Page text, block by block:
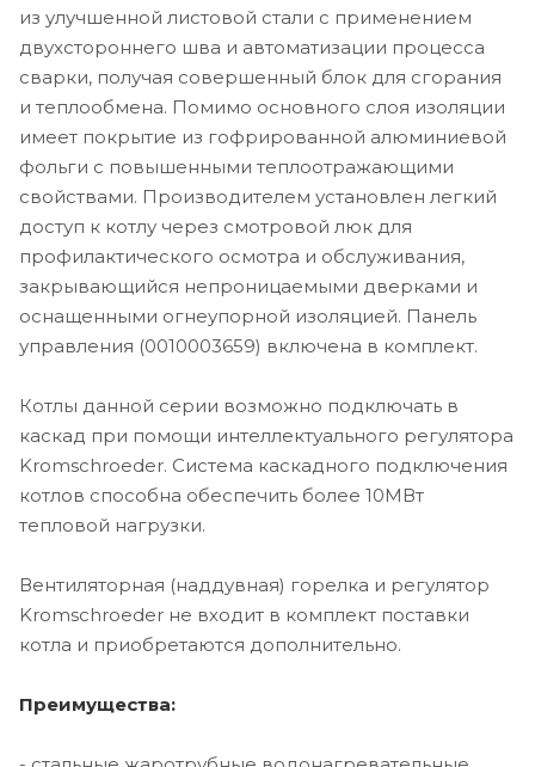
из улучшенной листовой стали с применением
двухстороннего шва и автоматизации процесса
сварки, получая совершенный блок для сгорания
и теплообмена. Помимо основного слоя изоляции
имеет покрытие из гофрированной алюминиевой
фольги с повышенными теплоотражающими
свойствами. Производителем установлен легкий
доступ к котлу через смотровой люк для
профилактического осмотра и обслуживания,
закрывающийся непроницаемыми дверками и
оснащенными огнеупорной изоляцией. Панель
управления (0010003659) включена в комплект.
Котлы данной серии возможно подключать в
каскад при помощи интеллектуального регулятора
Kromschroeder. Система каскадного подключения
котлов способна обеспечить более 10МВт
тепловой нагрузки.
Вентиляторная (наддувная) горелка и регулятор
Kromschroeder не входит в комплект поставки
котла и приобретаются дополнительно.
Преимущества: